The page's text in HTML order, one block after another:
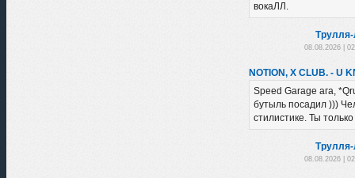
вокаЛЛ.
08.08.2026 |
NOTION, X CLUB. - U
Speed Garage ага,
бутыль посадил )))
стилистике. Ты
08.08.2026 |